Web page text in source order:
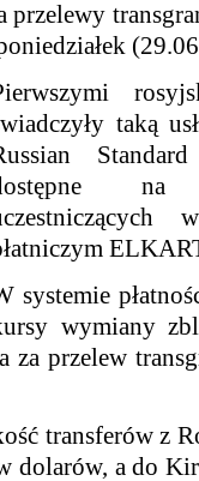
przelewy
taką
na
systemie
wymiany
za przelew
transferów z
dolarów, a do